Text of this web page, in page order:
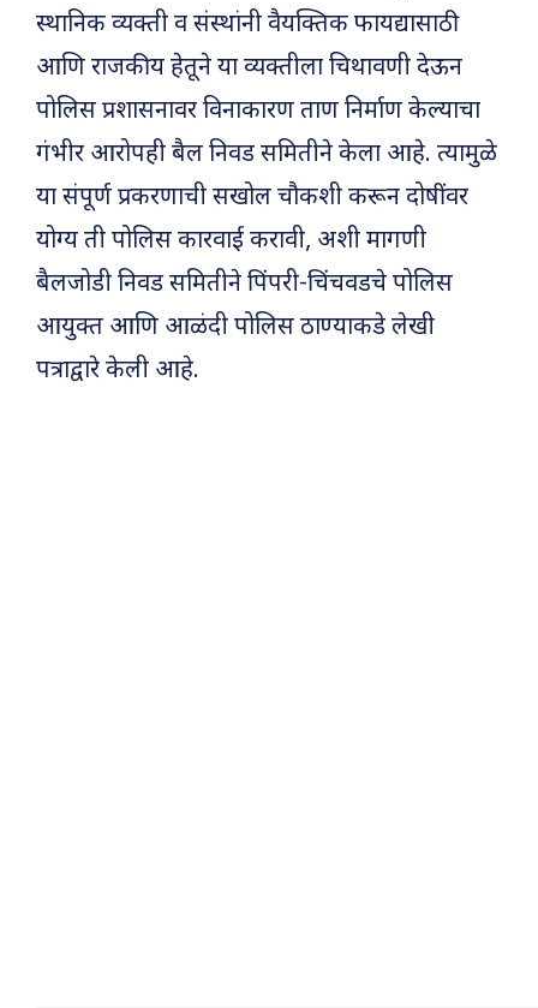
स्थानिक व्यक्ती व संस्थांनी वैयक्तिक फायद्यासाठी
आणि राजकीय हेतूने या व्यक्तीला चिथावणी देऊन
पोलिस प्रशासनावर विनाकारण ताण निर्माण केल्याचा
गंभीर आरोपही बैल निवड समितीने केला आहे. त्यामुळे
या संपूर्ण प्रकरणाची सखोल चौकशी करून दोषींवर
योग्य ती पोलिस कारवाई करावी, अशी मागणी
बैलजोडी निवड समितीने पिंपरी-चिंचवडचे पोलिस
आयुक्त आणि आळंदी पोलिस ठाण्याकडे लेखी
पत्राद्वारे केली आहे.